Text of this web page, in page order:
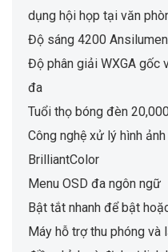
dụng hội họp tại văn
Độ sáng 4200
Độ phân giải WXGA gốc
đa
Tuổi thọ bóng đèn
Công nghệ xử lý hình
BrilliantColor
Menu OSD đa ngôn ngữ
Bật tắt nhanh để bật
Máy hỗ trợ thu phóng và